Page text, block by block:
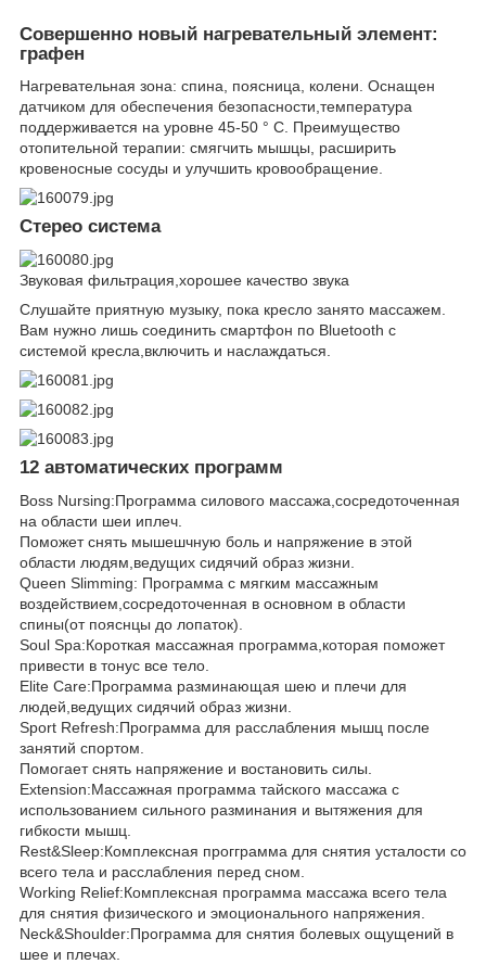
Совершенно новый нагревательный элемент:
графен
Нагревательная зона: спина, поясница, колени. Оснащен
датчиком для обеспечения безопасности,температура
поддерживается на уровне 45-50 ° C. Преимущество
отопительной терапии: смягчить мышцы, расширить
кровеносные сосуды и улучшить кровообращение.
Стерео система
Звуковая фильтрация,хорошее качество звука
Слушайте приятную музыку, пока кресло занято массажем.
Вам нужно лишь соединить смартфон по Bluetooth с
системой кресла,включить и наслаждаться.
12 автоматических программ
Boss Nursing:Программа силового массажа,сосредоточенная
на области шеи иплеч.
Поможет снять мышешчную боль и напряжение в этой
области людям,ведущих сидячий образ жизни.
Queen Slimming: Программа с мягким массажным
воздействием,сосредоточенная в основном в области
спины(от пояснцы до лопаток).
Soul Spa:Короткая массажная программа,которая поможет
привести в тонус все тело.
Elite Care:Программа разминающая шею и плечи для
людей,ведущих сидячий образ жизни.
Sport Refresh:Программа для расслабления мышц после
занятий спортом.
Помогает снять напряжение и востановить силы.
Extension:Массажная программа тайского массажа с
использованием сильного разминания и вытяжения для
гибкости мышц.
Rest&Sleep:Комплексная прогграмма для снятия усталости со
всего тела и расслабления перед сном.
Working Relief:Комплексная программа массажа всего тела
для снятия физического и эмоционального напряжения.
Neck&Shoulder:Программа для снятия болевых ощущений в
шее и плечах.